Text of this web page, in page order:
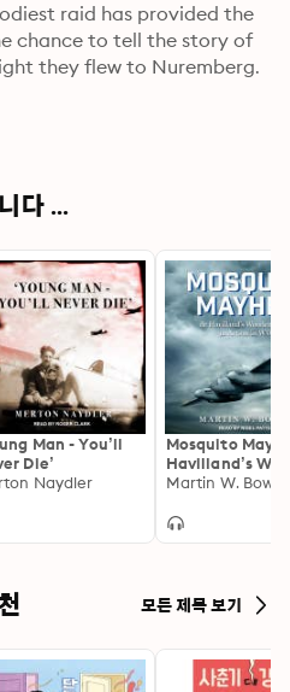
raid has provided the
chance to tell the story of
they flew to Nuremberg.
다 ...
Man - You’ll
Die’
Naydler
Mosquito
Havilland’s
Wonder in
Martin W.
모든 제목 보기